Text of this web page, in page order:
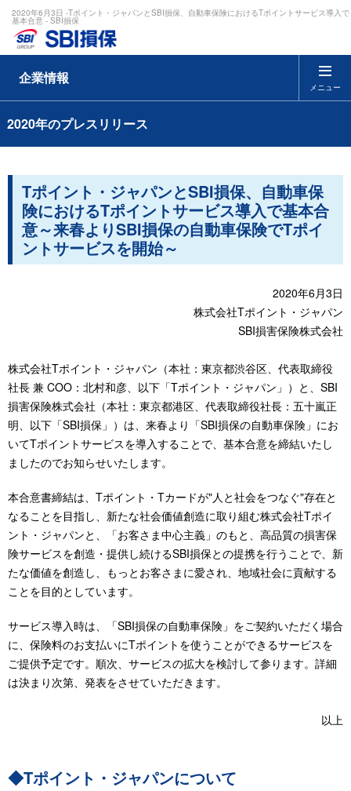
2020年6月3日 -Tポイント・ジャパンとSBI損保、自動車保険におけるTポイントサービス導入で
基本合意 - SBI損保
メニュー
企業情報
2020年のプレスリリース
Tポイント・ジャパンとSBI損保、自動車保
険におけるTポイントサービス導入で基本合
意～来春よりSBI損保の自動車保険でTポイ
ントサービスを開始～
2020年6月3日
株式会社Tポイント・ジャパン
SBI損害保険株式会社
株式会社Tポイント・ジャパン（本社：東京都渋谷区、代表取締役
社長 兼 COO：北村和彦、以下「Tポイント・ジャパン」）と、SBI
損害保険株式会社（本社：東京都港区、代表取締役社長：五十嵐正
明、以下「SBI損保」）は、来春より「SBI損保の自動車保険」にお
いてTポイントサービスを導入することで、基本合意を締結いたし
ましたのでお知らせいたします。
本合意書締結は、Tポイント・Tカードが"人と社会をつなぐ"存在と
なることを目指し、新たな社会価値創造に取り組む株式会社Tポイ
ント・ジャパンと、「お客さま中心主義」のもと、高品質の損害保
険サービスを創造・提供し続けるSBI損保との提携を行うことで、新
たな価値を創造し、もっとお客さまに愛され、地域社会に貢献する
ことを目的としています。
サービス導入時は、「SBI損保の自動車保険」をご契約いただく場合
に、保険料のお支払いにTポイントを使うことができるサービスを
ご提供予定です。順次、サービスの拡大を検討して参ります。詳細
は決まり次第、発表をさせていただきます。
以上
◆Tポイント・ジャパンについて